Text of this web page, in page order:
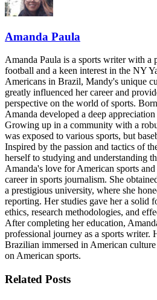
Amanda Paula
Amanda Paula is a sports writer with a
football and a keen interest in the NY
Americans in Brazil, Mandy's unique
greatly influenced her career and
perspective on the world of sports.
Amanda developed a deep
Growing up in a community with a
was exposed to various sports, but
Inspired by the passion and tactics of
herself to studying and understanding
Amanda's love for American sports
career in sports journalism. She
a prestigious university, where she
reporting. Her studies gave her a solid
ethics, research methodologies, and
After completing her education,
professional journey as a sports writer.
Brazilian immersed in American
on American sports.
Related Posts